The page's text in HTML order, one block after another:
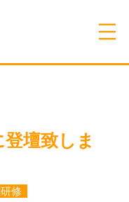
壇致しま
修